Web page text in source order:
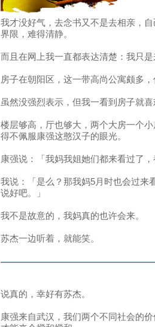
我才没好气，去念书又不是去相亲，
界限，难得清静。
而且在网上我一直都表达清楚：我只
房子在朝阳区，这一带高尚公寓颇多
虽然没强烈表示，但我一看到房子就
楼层够高，厅也够大，两个大房一个
得不佩服康强这憨汉子的眼光。
康强说：「我妈我姐她们都来看过了
我说：「是么？那我妈5月时也会过来
说好吧。」
我不是故意的，我妈真的也许会来。
苏杰一边听着，就能笑。
说真的，幸好有苏杰。
康强来自武汉，我们两个不同社会的